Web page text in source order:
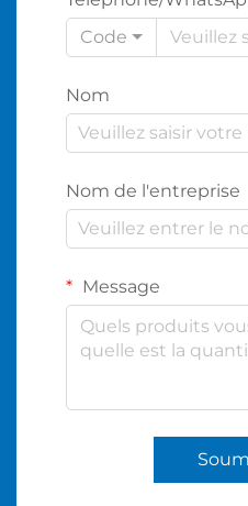
Code
Nom
Nom de l'entreprise
Message